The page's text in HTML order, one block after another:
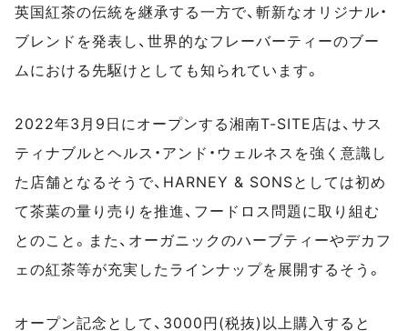
英国紅茶の伝統を継承する一方で、斬新なオリジナル・
ブレンドを発表し、世界的なフレーバーティーのブー
ムにおける先駆けとしても知られています。
2022年3月9日にオープンする湘南T-SITE店は、サス
ティナブルとヘルス・アンド・ウェルネスを強く意識し
た店舗となるそうで、HARNEY & SONSとしては初め
て茶葉の量り売りを推進、フードロス問題に取り組む
とのこと。また、オーガニックのハーブティーやデカフ
ェの紅茶等が充実したラインナップを展開するそう。
オープン記念として、3000円(税抜)以上購入すると